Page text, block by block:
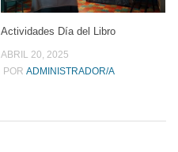
Actividades Día del Libro
ABRIL 20, 2025
POR ADMINISTRADOR/A